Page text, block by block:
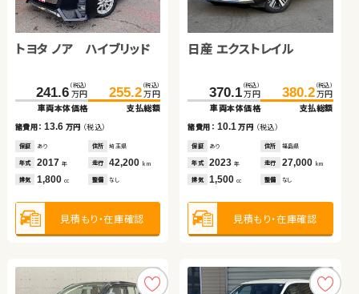
トヨタ ノア ハイブリッド
241.6 （税込）
万円
車両本体価格
255.2 （税込）
万円
支払総額
諸費用：13.6 万円 （税込）
保証 あり 住所 埼玉県
年式 2017 年 走行 42,200 km
排気 1,800 cc 整備 なし
見積もり・在庫確認
日産 エクストレイル
370.1 （税込）
万円
車両本体価格
380.2 （税込）
万円
支払総額
諸費用： 10.1万円 （税込）
保証 あり 住所 福島県
年式 2023年 走行 27,000 km
排気 1,500cc 整備 なし
見積もり・在庫確認
トヨタ ルーミー
186.0 （税込）
万円
189.8（税込）
万円
諸費用：3.8 万円（税込）
あり 北海道
年式 2021年 走行
排気 1,000 整備 法定整備付
見積もり・在庫確認
トヨタ アルファード
498.7（税込）
万円
514.4
諸費用：15.7万円（税込）
なし
年式 2023年 走行
排気 2,500 整備 なし
見積もり・在庫確認
ダイハツ ムーヴ
107.7 （税込）
万円
車両本体価格
112.2 （税込）
万円
支払総額
諸費用：4.5万円（税込）
保証 なし 住所 岡山県
年式 2023 年 走行 7,800km
排気 660cc 整備 法定整備付
見積もり・在庫確認
日産 エクストレイル
355.0万円
車両本体価格
諸費用：9.1 万円 （税込）
保証 あり 住所 岡山県
排気 1,500cc 整備 法定整備付